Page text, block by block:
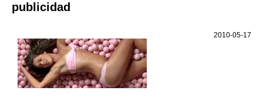
publicidad
2010-05-17